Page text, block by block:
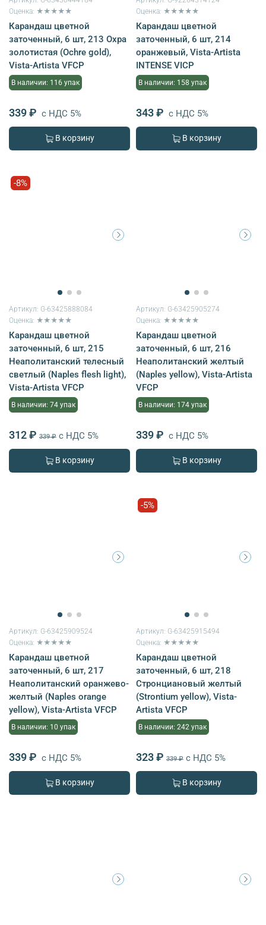
Оценка: ★★★★★
Карандаш цветной
заточенный, 6 шт, 213 Охра
золотистая (Ochre gold),
Vista-Artista VFCP
В наличии: 116 упак
339 ₽ с НДС 5%
В корзину
Оценка: ★★★★★
Карандаш цветной
заточенный, 6 шт, 214
оранжевый, Vista-Artista
INTENSE VICP
В наличии: 158 упак
343 ₽ с НДС 5%
В корзину
-8%
Артикул: G-63425888084
Оценка: ★★★★★
Карандаш цветной
заточенный, 6 шт, 215
Неаполитанский телесный
светлый (Naples flesh light),
Vista-Artista VFCP
В наличии: 74 упак
312 ₽ 339 ₽ с НДС 5%
В корзину
Артикул: G-63425905274
Оценка: ★★★★★
Карандаш цветной
заточенный, 6 шт, 216
Неаполитанский желтый
(Naples yellow), Vista-Artista
VFCP
В наличии: 174 упак
339 ₽ с НДС 5%
В корзину
Артикул: G-63425909524
Оценка: ★★★★★
Карандаш цветной
заточенный, 6 шт, 217
Неаполитанский оранжево-
желтый (Naples orange
yellow), Vista-Artista VFCP
В наличии: 10 упак
339 ₽ с НДС 5%
В корзину
-5%
Артикул: G-63425915494
Оценка: ★★★★★
Карандаш цветной
заточенный, 6 шт, 218
Стронциановый желтый
(Strontium yellow), Vista-
Artista VFCP
В наличии: 242 упак
323 ₽ 339 ₽ с НДС 5%
В корзину